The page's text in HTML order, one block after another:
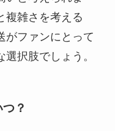
複雑さを考える
がファンにとって
択肢でしょう。
？